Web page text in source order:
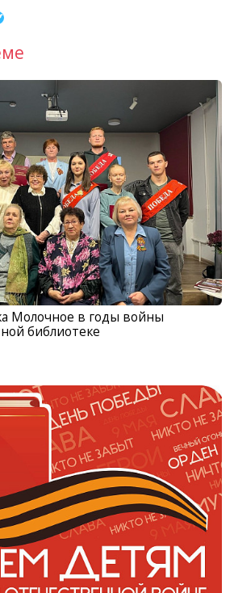
Молочное в годы войны
библиотеке